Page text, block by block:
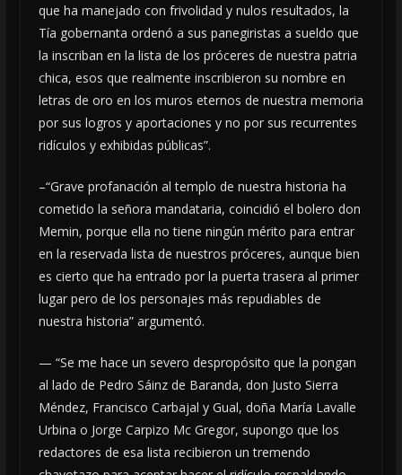
que ha manejado con frivolidad y nulos resultados, la
Tía gobernanta ordenó a sus panegiristas a sueldo que
la inscriban en la lista de los próceres de nuestra patria
chica, esos que realmente inscribieron su nombre en
letras de oro en los muros eternos de nuestra memoria
por sus logros y aportaciones y no por sus recurrentes
ridículos y exhibidas públicas”.
–“Grave profanación al templo de nuestra historia ha
cometido la señora mandataria, coincidió el bolero don
Memin, porque ella no tiene ningún mérito para entrar
en la reservada lista de nuestros próceres, aunque bien
es cierto que ha entrado por la puerta trasera al primer
lugar pero de los personajes más repudiables de
nuestra historia” argumentó.
— “Se me hace un severo despropósito que la pongan
al lado de Pedro Sáinz de Baranda, don Justo Sierra
Méndez, Francisco Carbajal y Gual, doña María Lavalle
Urbina o Jorge Carpizo Mc Gregor, supongo que los
redactores de esa lista recibieron un tremendo